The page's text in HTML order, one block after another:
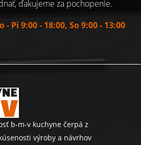
ďakujeme za pochopenie.
- Pi 9:00 - 18:00, So 9:00 - 13:00
b-m-v kuchyne čerpá z
výroby a návrhov